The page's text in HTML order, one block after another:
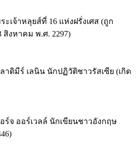
ะเจ้าหลุยส์ที่ 16 แห่งฝรั่งเศส (ถูก
สิงหาคม พ.ศ. 2297)
ลาดิมีร์ เลนิน นักปฏิวัติชาวรัสเซีย (เกิด
อร์จ ออร์เวลล์ นักเขียนชาวอังกฤษ